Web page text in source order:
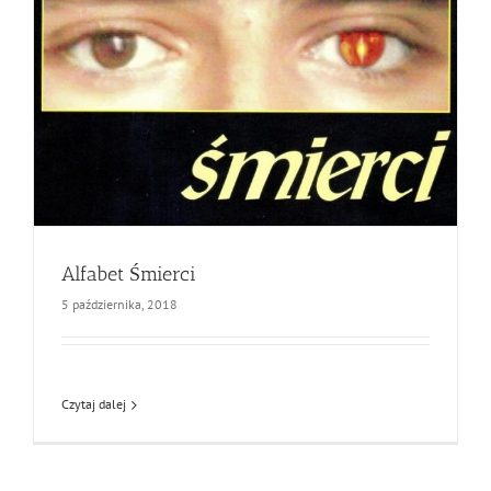
Alfabet Śmierci
5 października, 2018
Czytaj dalej